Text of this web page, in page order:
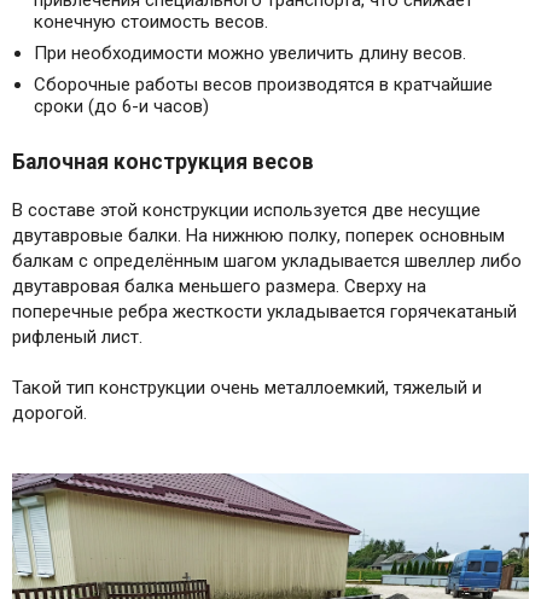
конечную стоимость весов.
При необходимости можно увеличить длину весов.
Сборочные работы весов производятся в кратчайшие
сроки (до 6-и часов)
Балочная конструкция весов
В составе этой конструкции используется две несущие
двутавровые балки. На нижнюю полку, поперек основным
балкам с определённым шагом укладывается швеллер либо
двутавровая балка меньшего размера. Сверху на
поперечные ребра жесткости укладывается горячекатаный
рифленый лист.
Такой тип конструкции очень металлоемкий, тяжелый и
дорогой.